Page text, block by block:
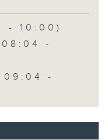
- 10:00)
08:04 -
09:04 -